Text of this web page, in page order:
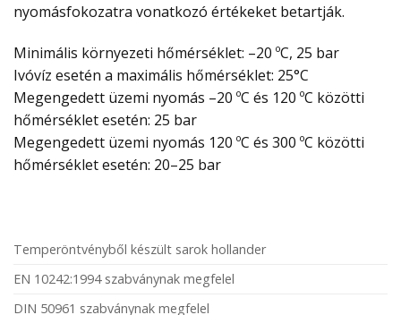
nyomásfokozatra vonatkozó értékeket betartják.
Minimális környezeti hőmérséklet: –20 ºC, 25 bar
Ivóvíz esetén a maximális hőmérséklet: 25°C
Megengedett üzemi nyomás –20 ºC és 120 ºC közötti
hőmérséklet esetén: 25 bar
Megengedett üzemi nyomás 120 ºC és 300 ºC közötti
hőmérséklet esetén: 20–25 bar
Temperöntvényből készült sarok hollander
EN 10242:1994 szabványnak megfelel
DIN 50961 szabványnak megfelel